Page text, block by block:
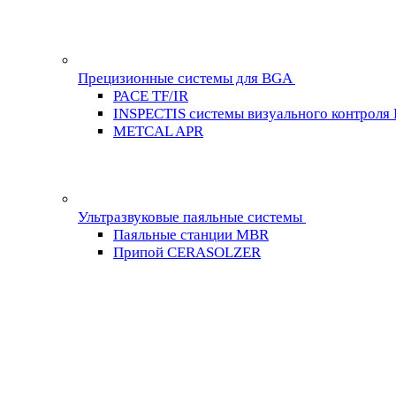
Прецизионные системы для BGA
PACE TF/IR
INSPECTIS системы визуального контроля
METCAL APR
Ультразвуковые паяльные системы
Паяльные станции MBR
Припой CERASOLZER